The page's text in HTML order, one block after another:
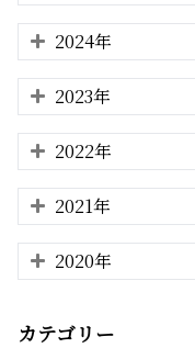
2024年
2023年
2022年
2021年
2020年
カテゴリー